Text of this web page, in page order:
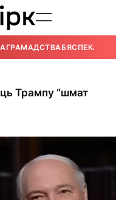
ГРАМАДСТВАБЯСПЕКА
Трампу “шмат